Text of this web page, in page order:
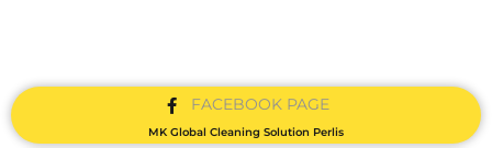
FACEBOOK PAGE
MK Global Cleaning Solution Perlis